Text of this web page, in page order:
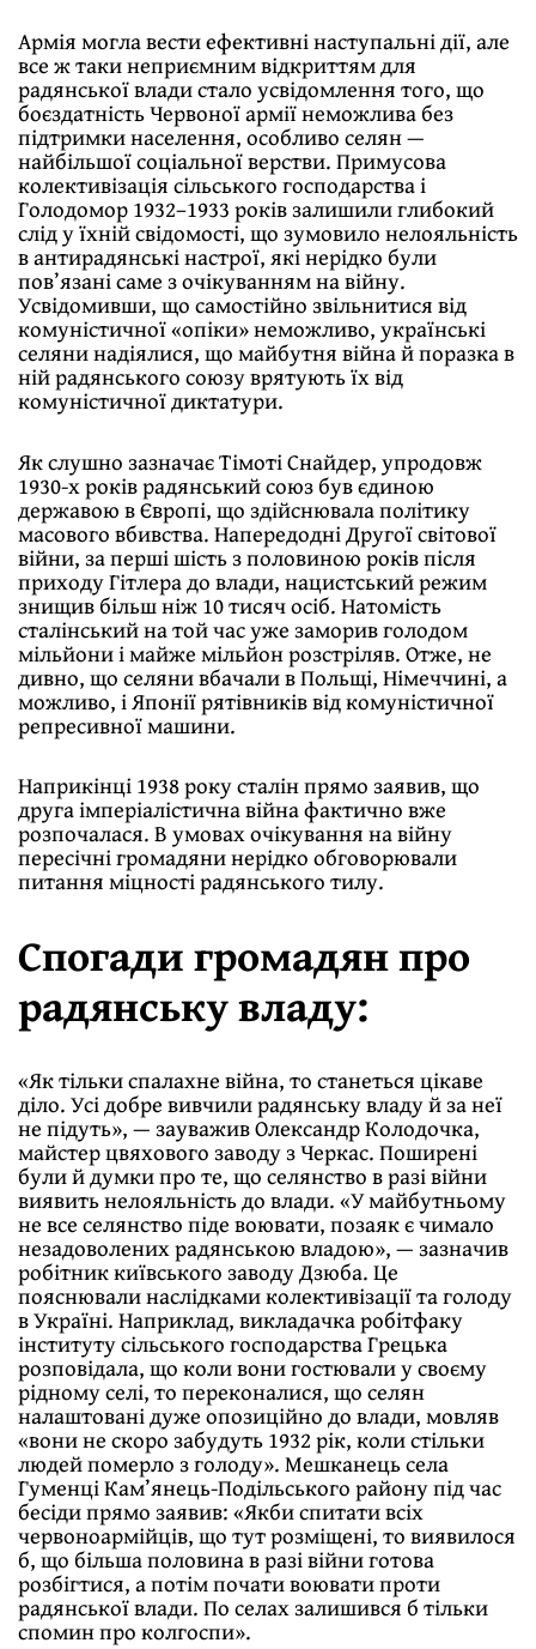
Армія могла вести ефективні наступальні дії, але
все ж таки неприємним відкриттям для
радянської влади стало усвідомлення того, що
боєздатність Червоної армії неможлива без
підтримки населення, особливо селян —
найбільшої соціальної верстви. Примусова
колективізація сільського господарства і
Голодомор 1932–1933 років залишили глибокий
слід у їхній свідомості, що зумовило нелояльність
в антирадянські настрої, які нерідко були
пов’язані саме з очікуванням на війну.
Усвідомивши, що самостійно звільнитися від
комуністичної «опіки» неможливо, українські
селяни надіялися, що майбутня війна й поразка в
ній радянського союзу врятують їх від
комуністичної диктатури.
Як слушно зазначає Тімоті Снайдер, упродовж
1930-х років радянський союз був єдиною
державою в Європі, що здійснювала політику
масового вбивства. Напередодні Другої світової
війни, за перші шість з половиною років після
приходу Гітлера до влади, нацистський режим
знищив більш ніж 10 тисяч осіб. Натомість
сталінський на той час уже заморив голодом
мільйони і майже мільйон розстріляв. Отже, не
дивно, що селяни вбачали в Польщі, Німеччині, а
можливо, і Японії рятівників від комуністичної
репресивної машини.
Наприкінці 1938 року сталін прямо заявив, що
друга імперіалістична війна фактично вже
розпочалася. В умовах очікування на війну
пересічні громадяни нерідко обговорювали
питання міцності радянського тилу.
Спогади громадян про
радянську владу:
«Як тільки спалахне війна, то станеться цікаве
діло. Усі добре вивчили радянську владу й за неї
не підуть», — зауважив Олександр Колодочка,
майстер цвяхового заводу з Черкас. Поширені
були й думки про те, що селянство в разі війни
виявить нелояльність до влади. «У майбутньому
не все селянство піде воювати, позаяк є чимало
незадоволених радянською владою», — зазначив
робітник київського заводу Дзюба. Це
пояснювали наслідками колективізації та голоду
в Україні. Наприклад, викладачка робітфаку
інституту сільського господарства Грецька
розповідала, що коли вони гостювали у своєму
рідному селі, то переконалися, що селян
налаштовані дуже опозиційно до влади, мовляв
«вони не скоро забудуть 1932 рік, коли стільки
людей померло з голоду». Мешканець села
Гуменці Кам’янець-Подільського району під час
бесіди прямо заявив: «Якби спитати всіх
червоноармійців, що тут розміщені, то виявилося
б, що більша половина в разі війни готова
розбігтися, а потім почати воювати проти
радянської влади. По селах залишився б тільки
спомин про колгоспи».